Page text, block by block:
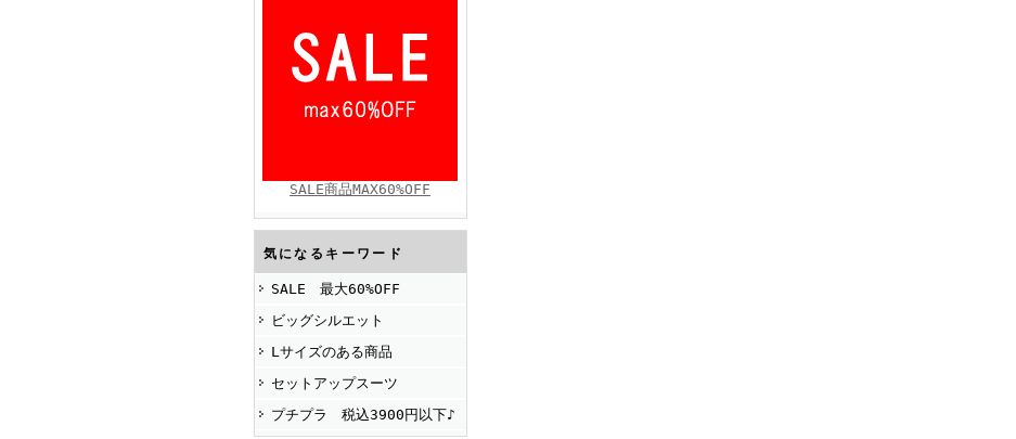
FINEBOYS2025年4月号
SALE商品MAX60%OFF
気になるキーワード
SALE 最大60%OFF
ビッグシルエット
Lサイズのある商品
セットアップスーツ
プチプラ 税込3900円以下♪